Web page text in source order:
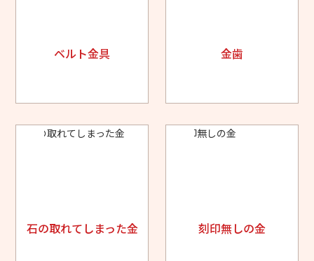
ベルト金具 金歯
石の取れてしまった金 刻印無しの金